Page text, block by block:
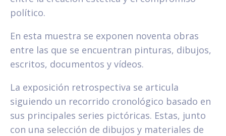
político.
En esta muestra se exponen noventa obras
entre las que se encuentran pinturas, dibujos,
escritos, documentos y vídeos.
La exposición retrospectiva se articula
siguiendo un recorrido cronológico basado en
sus principales series pictóricas. Estas, junto
con una selección de dibujos y materiales de